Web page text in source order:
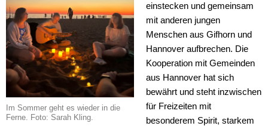
Im Sommer geht es wieder in die
Ferne. Foto: Sarah Kling.
einstecken und gemeinsam
mit anderen jungen
Menschen aus Gifhorn und
Hannover aufbrechen. Die
Kooperation mit Gemeinden
aus Hannover hat sich
bewährt und steht inzwischen
für Freizeiten mit
besonderem Spirit, starkem